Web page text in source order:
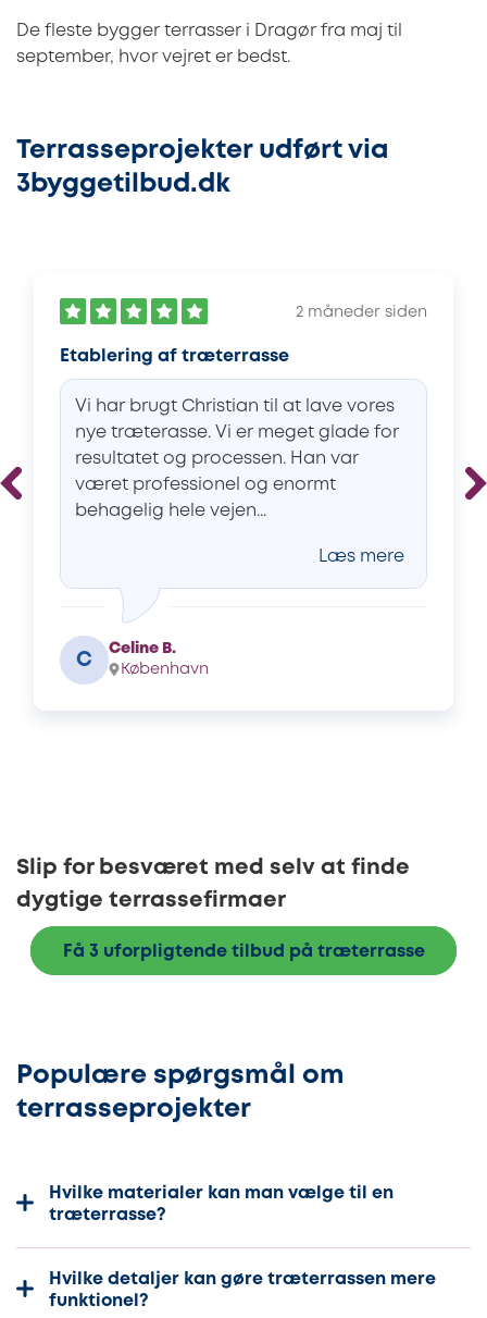
De fleste bygger terrasser i Dragør fra maj til
september, hvor vejret er bedst.
Terrasseprojekter udført via
3byggetilbud.dk
2 måneder siden
Etablering af træterrasse
Vi har brugt Christian til at lave vores
nye træterasse. Vi er meget glade for
resultatet og processen. Han var
været professionel og enormt
behagelig hele vejen...
Læs mere
C
Celine B.
København
Slip for besværet med selv at finde
dygtige terrassefirmaer
Få 3 uforpligtende tilbud på træterrasse
Populære spørgsmål om
terrasseprojekter
Hvilke materialer kan man vælge til en
træterrasse?
Hvilke detaljer kan gøre træterrassen mere
funktionel?